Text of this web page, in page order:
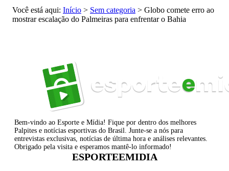
Você está aqui: Início > Sem categoria > Globo comete erro ao
mostrar escalação do Palmeiras para enfrentar o Bahia
Bem-vindo ao Esporte e Mídia! Fique por dentro dos melhores
Palpites e notícias esportivas do Brasil. Junte-se a nós para
entrevistas exclusivas, notícias de última hora e análises relevantes.
Obrigado pela visita e esperamos mantê-lo informado!
ESPORTEEMIDIA